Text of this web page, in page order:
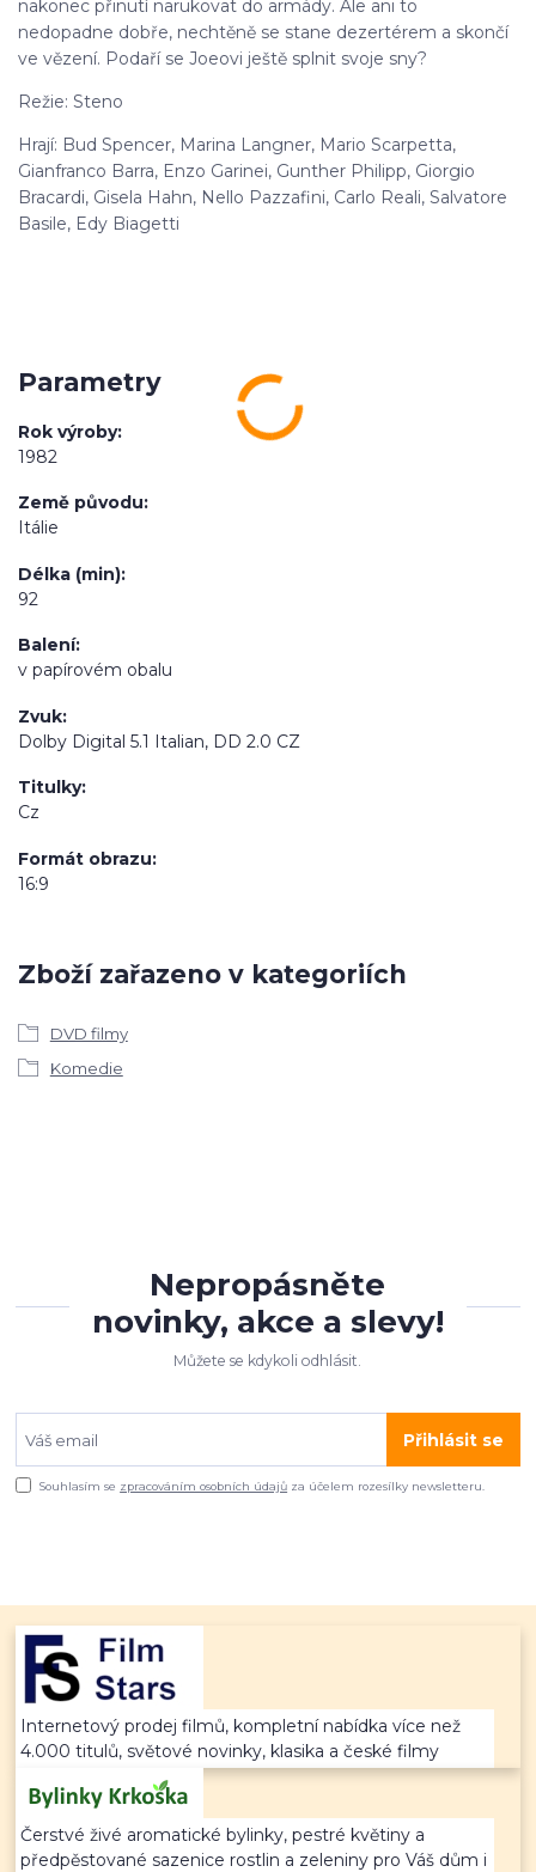
nakonec přinutí narukovat do armády. Ale ani to
nedopadne dobře, nechtěně se stane dezertérem a skončí
ve vězení. Podaří se Joeovi ještě splnit svoje sny?
Režie: Steno
Hrají: Bud Spencer, Marina Langner, Mario Scarpetta,
Gianfranco Barra, Enzo Garinei, Gunther Philipp, Giorgio
Bracardi, Gisela Hahn, Nello Pazzafini, Carlo Reali, Salvatore
Basile, Edy Biagetti
Parametry
Rok výroby
1982
Země původu
Itálie
Délka (min)
92
Balení
v papírovém obalu
Zvuk
Dolby Digital 5.1 Italian, DD 2.0 CZ
Titulky
Cz
Formát obrazu
16:9
Zboží zařazeno v kategoriích
DVD filmy
Komedie
Nepropásněte
novinky, akce a slevy!
Můžete se kdykoli odhlásit.
Přihlásit se
Souhlasím se zpracováním osobních údajů za účelem rozesílky newsletteru.
Internetový prodej filmů, kompletní nabídka více než
4.000 titulů, světové novinky, klasika a české filmy
Čerstvé živé aromatické bylinky, pestré květiny a
předpěstované sazenice rostlin a zeleniny pro Váš dům i